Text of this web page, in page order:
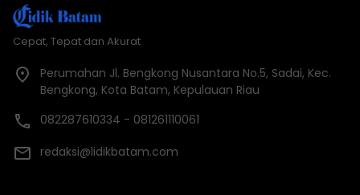
Cepat, Tepat dan Akurat
Perumahan Jl. Bengkong Nusantara No.5, Sadai, Kec.
Bengkong, Kota Batam, Kepulauan Riau
082287610334 - 081261110061
redaksi@lidikbatam.com